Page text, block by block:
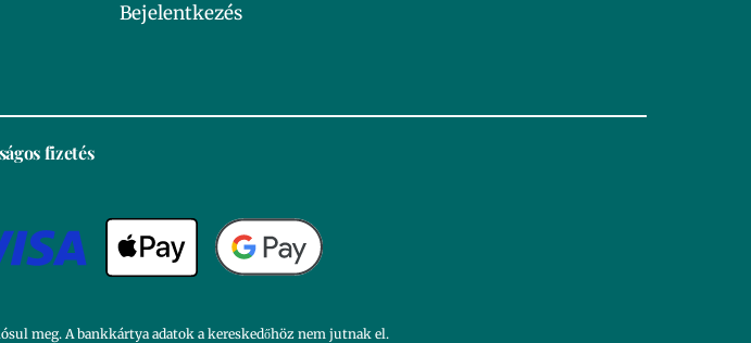
Bejelentkezés
fizetés
meg. A bankkártya adatok a kereskedőhöz nem jutnak el.